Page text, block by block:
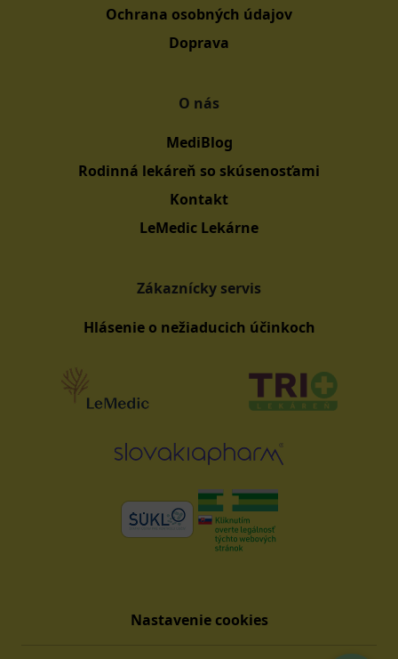
Ochrana osobných údajov
Doprava
O nás
MediBlog
Rodinná lekáreň so skúsenosťami
Kontakt
LeMedic Lekárne
Zákaznícky servis
Hlásenie o nežiaducich účinkoch
Nastavenie cookies